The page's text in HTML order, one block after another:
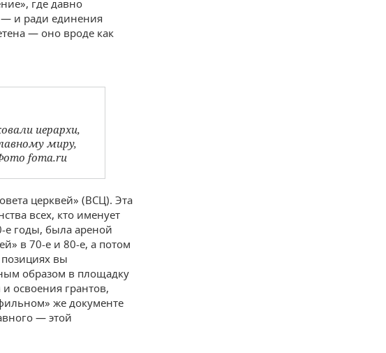
где давно
— и ради единения
— оно вроде как
иерархи,
миру,
foma.ru
церквей» (ВСЦ). Эта
всех, кто именует
е годы, была ареной
в 70-е и 80-е, а потом
вы
образом в площадку
освоения грантов,
же документе
— этой